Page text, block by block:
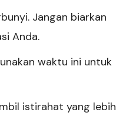
Jangan biarkan
Anda.
waktu ini untuk
istirahat yang lebih